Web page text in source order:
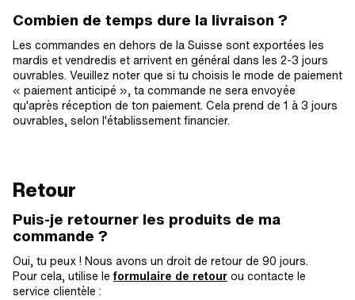
Combien de temps dure la livraison ?
Les commandes en dehors de la Suisse sont exportées les
mardis et vendredis et arrivent en général dans les 2-3 jours
ouvrables. Veuillez noter que si tu choisis le mode de paiement
« paiement anticipé », ta commande ne sera envoyée
qu'après réception de ton paiement. Cela prend de 1 à 3 jours
ouvrables, selon l'établissement financier.
Retour
Puis-je retourner les produits de ma
commande ?
Oui, tu peux ! Nous avons un droit de retour de 90 jours.
Pour cela, utilise leformulaire de retour ou contacte le
service clientèle :